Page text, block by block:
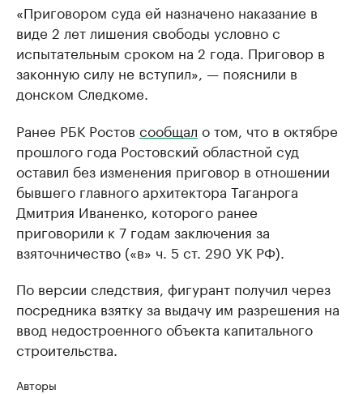
«Приговором суда ей назначено наказание в
виде 2 лет лишения свободы условно с
испытательным сроком на 2 года. Приговор в
законную силу не вступил», — пояснили в
донском Следкоме.
Ранее РБК Ростов сообщал о том, что в октябре
прошлого года Ростовский областной суд
оставил без изменения приговор в отношении
бывшего главного архитектора Таганрога
Дмитрия Иваненко, которого ранее
приговорили к 7 годам заключения за
взяточничество («в» ч. 5 ст. 290 УК РФ).
По версии следствия, фигурант получил через
посредника взятку за выдачу им разрешения на
ввод недостроенного объекта капитального
строительства.
Авторы